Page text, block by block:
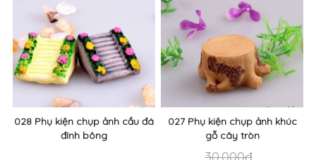
028 Phụ kiện chụp ảnh cầu đá
đính bông
027 Phụ kiện chụp ảnh khúc
gỗ cây tròn
30,000đ